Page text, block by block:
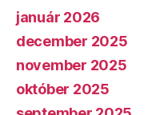
január 2026
december 2025
november 2025
október 2025